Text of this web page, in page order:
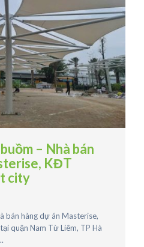
– Nhà bán
KĐT
city
bán hàng dự án Masterise,
quận Nam Từ Liêm, TP Hà